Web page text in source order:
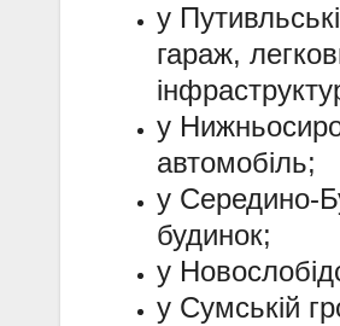
у
гараж,
у
автомобіль;
у Середино-
будинок;
у
у Сумській